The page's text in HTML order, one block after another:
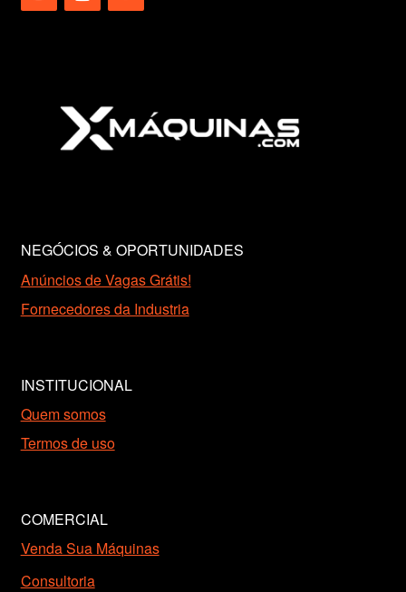
NEGÓCIOS & OPORTUNIDADES
Anúncios de Vagas Grátis!
Fornecedores da Industria
INSTITUCIONAL
Quem somos
Termos de uso
COMERCIAL
Venda Sua Máquinas
Consultoria